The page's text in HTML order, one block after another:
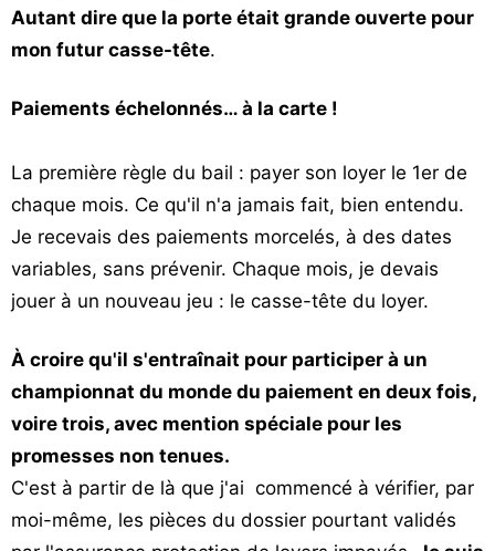
Autant dire que la porte était grande ouverte pour
mon futur casse-tête.
Paiements échelonnés… à la carte !
La première règle du bail : payer son loyer le 1er de
chaque mois. Ce qu'il n'a jamais fait, bien entendu.
Je recevais des paiements morcelés, à des dates
variables, sans prévenir. Chaque mois, je devais
jouer à un nouveau jeu : le casse-tête du loyer.
À croire qu'il s'entraînait pour participer à un
championnat du monde du paiement en deux fois,
voire trois, avec mention spéciale pour les
promesses non tenues.
C'est à partir de là que j'ai commencé à vérifier, par
moi-même, les pièces du dossier pourtant validés